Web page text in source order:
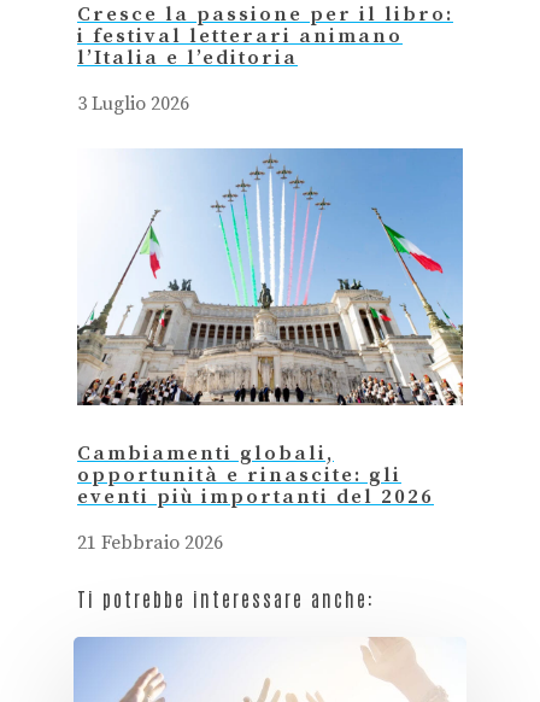
Cresce la passione per il libro:
i festival letterari animano
l’Italia e l’editoria
3 Luglio 2026
Cambiamenti globali,
opportunità e rinascite: gli
eventi più importanti del 2026
21 Febbraio 2026
Ti potrebbe interessare anche: